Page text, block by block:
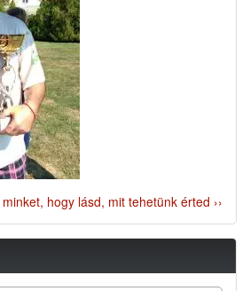
hogy lásd, mit tehetünk érted ››